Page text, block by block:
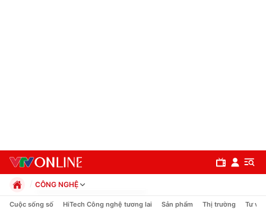
CÔNG NGHỆ
Chính trị
Cuộc sống số HiTech Công nghệ tương lai Sản phẩm Thị trường Tư vấn